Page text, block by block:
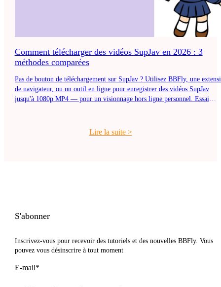
Comment télécharger des vidéos SupJav en 2026 : 3
méthodes comparées
Pas de bouton de téléchargement sur SupJav ? Utilisez BBFly, une
de navigateur, ou un outil en ligne pour enregistrer des vidéos SupJav
jusqu'à 1080p MP4 — pour un visionnage hors ligne personnel. Essai
Lire la suite>
S'abonner
Inscrivez-vous pour recevoir des tutoriels et des nouvelles BBFly. Vous
pouvez vous désinscrire à tout moment
E-mail*